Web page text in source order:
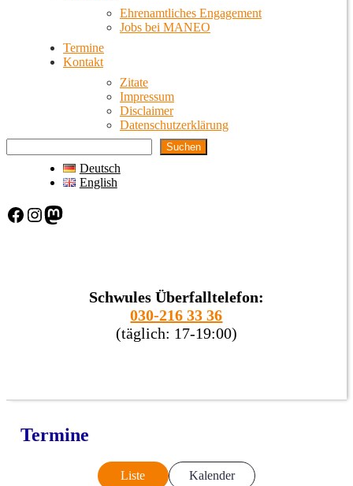
Ehrenamtliches Engagement
Jobs bei MANEO
Termine
Kontakt
Zitate
Impressum
Disclaimer
Datenschutzerklärung
Suchen
Deutsch
English
Facebook Instagram Mastodon
Schwules Überfalltelefon:
030-216 33 36
(täglich: 17-19:00)
Termine
Liste Kalender